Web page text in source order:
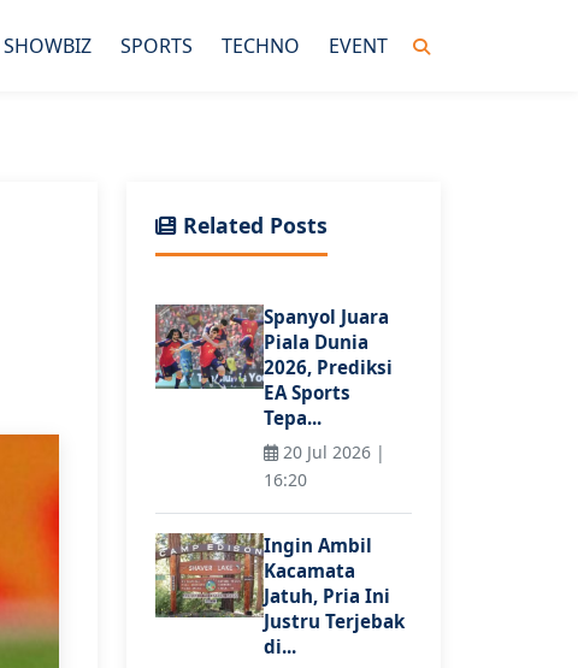
SHOWBIZ SPORTS TECHNO EVENT
Related Posts
Spanyol Juara
Piala Dunia
2026, Prediksi
EA Sports
Tepa...
20 Jul 2026 |
16:20
Ingin Ambil
Kacamata
Jatuh, Pria Ini
Justru Terjebak
di...